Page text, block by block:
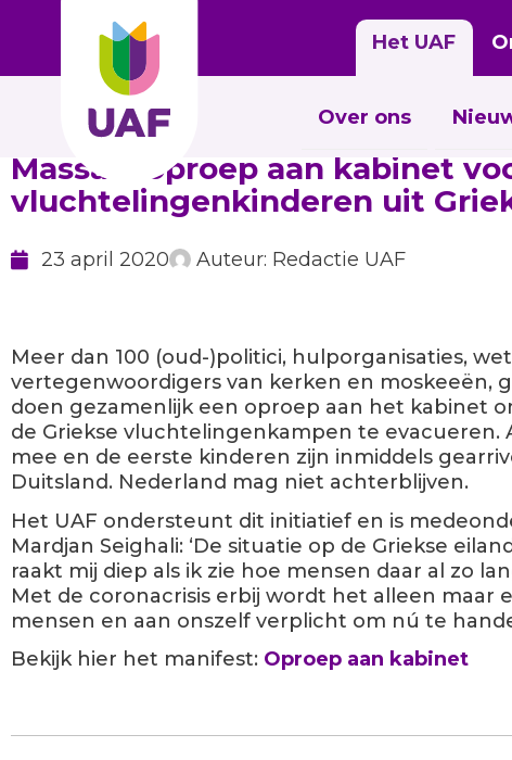
Het UAF
Over ons
Massale oproep aan kabinet
vluchtelingenkinderen uit
23 april 2020 Auteur: Redactie UAF
Meer dan 100 (oud-)politici, hulporganisaties,
vertegenwoordigers van kerken en moskeeën,
doen gezamenlijk een oproep aan het kabinet
de Griekse vluchtelingenkampen te evacueren.
mee en de eerste kinderen zijn inmiddels
Duitsland. Nederland mag niet achterblijven.
Het UAF ondersteunt dit initiatief en is
Mardjan Seighali: ‘De situatie op de Griekse
raakt mij diep als ik zie hoe mensen daar al zo
Met de coronacrisis erbij wordt het alleen maar
mensen en aan onszelf verplicht om nú te
Bekijk hier het manifest: Oproep aan kabinet